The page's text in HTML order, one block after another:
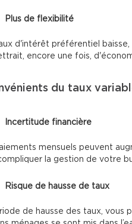
Plus de flexibilité
d'intérêt préférentiel
encore une fois,
du taux
Incertitude financière
mensuels peuvent
la gestion de votre
Risque de hausse de taux
de hausse des taux, vous